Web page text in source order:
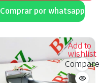
Comprar por whatsapp
Add to
wishlist
Compare